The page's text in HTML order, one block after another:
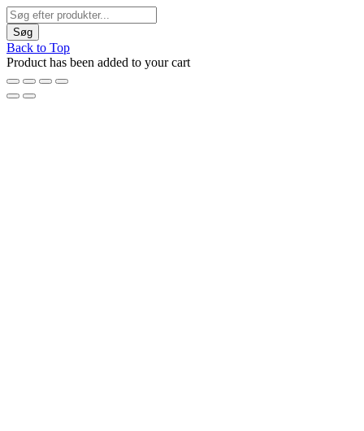
Back to Top
Product has been added to your cart